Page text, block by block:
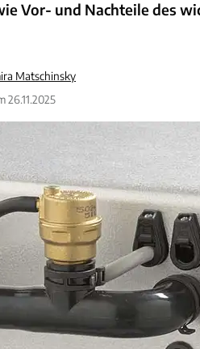
Vor- und Nachteile des
Matschinsky
26.11.2025